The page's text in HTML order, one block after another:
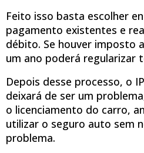
Feito isso basta escolher
pagamento existentes e
débito. Se houver imposto
um ano poderá regularizar
Depois desse processo, o
deixará de ser um
o licenciamento do carro,
utilizar o seguro auto sem
problema.